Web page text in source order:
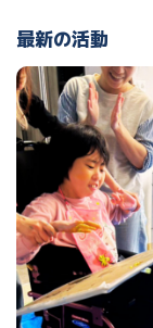
最新の活動